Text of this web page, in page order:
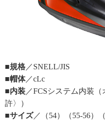
■規格 ／SNELL/JIS
■帽体／cLc
■内装 ／FCSシステム内装
許〉）
■サイズ／（54）（55-56）